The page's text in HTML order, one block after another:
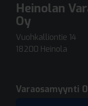
Heinolan
Oy
Vuohkalliontie 14
18200 Heinola
Varaosamyynti